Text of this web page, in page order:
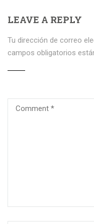
LEAVE A REPLY
Tu dirección de correo
campos obligatorios